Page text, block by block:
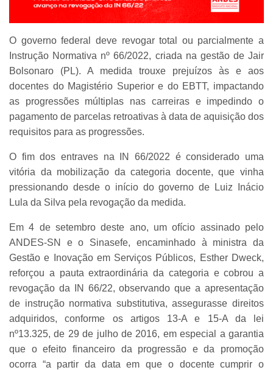
O governo federal deve revogar total ou parcialmente a
Instrução Normativa nº 66/2022, criada na gestão de Jair
Bolsonaro (PL). A medida trouxe prejuízos às e aos
docentes do Magistério Superior e do EBTT, impactando
as progressões múltiplas nas carreiras e impedindo o
pagamento de parcelas retroativas à data de aquisição dos
requisitos para as progressões.
O fim dos entraves na IN 66/2022 é considerado uma
vitória da mobilização da categoria docente, que vinha
pressionando desde o início do governo de Luiz Inácio
Lula da Silva pela revogação da medida.
Em 4 de setembro deste ano, um ofício assinado pelo
ANDES-SN e o Sinasefe, encaminhado à ministra da
Gestão e Inovação em Serviços Públicos, Esther Dweck,
reforçou a pauta extraordinária da categoria e cobrou a
revogação da IN 66/22, observando que a apresentação
de instrução normativa substitutiva, assegurasse direitos
adquiridos, conforme os artigos 13-A e 15-A da lei
nº13.325, de 29 de julho de 2016, em especial a garantia
que o efeito financeiro da progressão e da promoção
ocorra “a partir da data em que o docente cumprir o